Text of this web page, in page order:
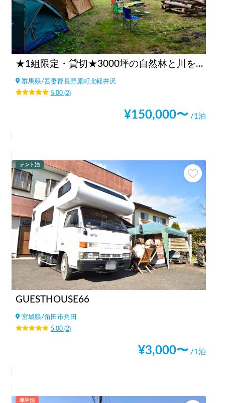
★1組限定・貸切★3000坪の自然林と川を独占 キタカル キャンピングカー&キャンプサイト
群馬県/吾妻郡長野原町北軽井沢
5.00(2)
¥150,000〜 /1泊
テント泊
GUESTHOUSE66
宮城県/角田市角田
5.00(2)
¥3,000〜 /1泊
車中泊